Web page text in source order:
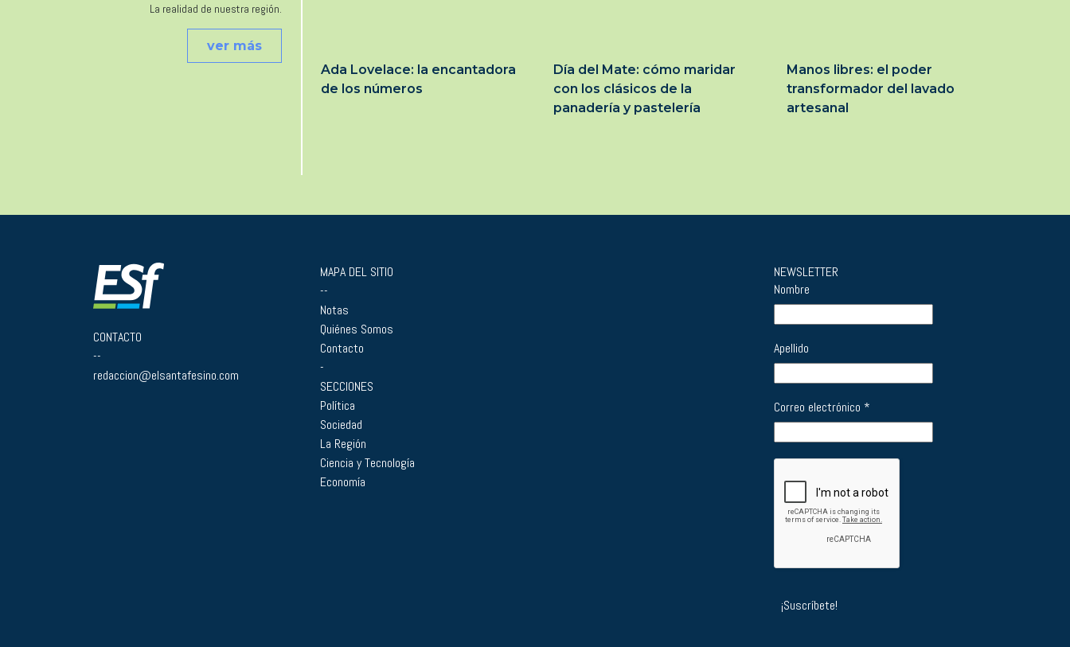
La realidad de nuestra región.
ver más
Ada Lovelace: la encantadora
de los números
Día del Mate: cómo maridar
con los clásicos de la
panadería y pastelería
Manos libres: el poder
transformador del lavado
artesanal
CONTACTO
--
redaccion@elsantafesino.com
MAPA DEL SITIO
--
Notas
Quiénes Somos
Contacto
-
SECCIONES
Política
Sociedad
La Región
Ciencia y Tecnología
Economía
NEWSLETTER
Nombre
Apellido
Correo electrónico *